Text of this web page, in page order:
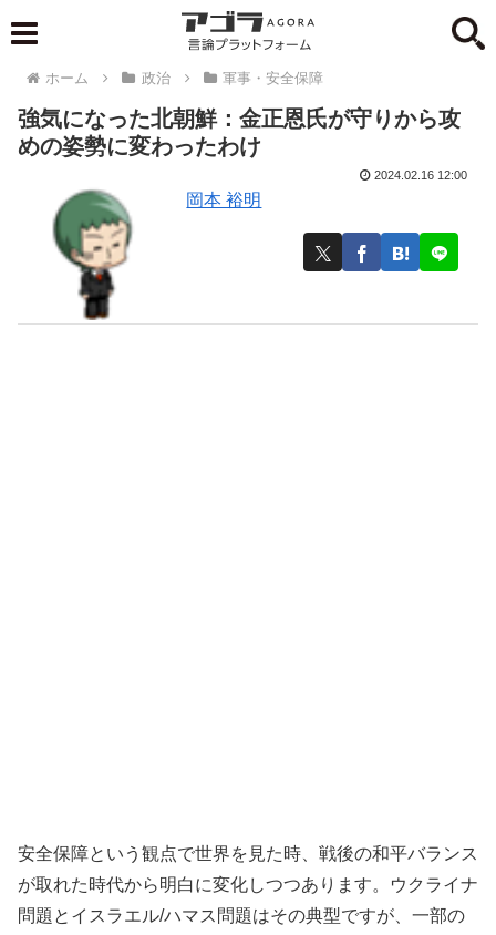
ホーム 政治 軍事・安全保障
強気になった北朝鮮：金正恩氏が守りから攻
めの姿勢に変わったわけ
岡本 裕明
2024.02.16 12:00
安全保障という観点で世界を見た時、戦後の和平バランス
が取れた時代から明白に変化しつつあります。ウクライナ
問題とイスラエル/ハマス問題はその典型ですが、一部の